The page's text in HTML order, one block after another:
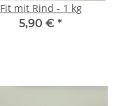
Fit mit Rind - 1 kg
5,90 € *